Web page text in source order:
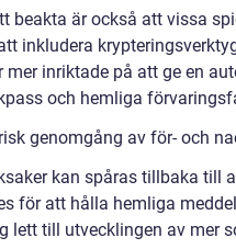
beakta är också att vissa
inkludera
mer inriktade på att ge en
och hemliga
genomgång av för- och
kan spåras tillbaka till
för att hålla hemliga
lett till utvecklingen av mer